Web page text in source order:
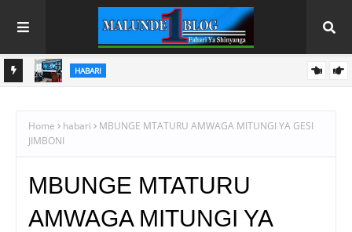
HABARI
Home habari
MBUNGE MTATURU AMWAGA MITUNGI YA GESI
JIMBONI
MBUNGE MTATURU
AMWAGA MITUNGI YA